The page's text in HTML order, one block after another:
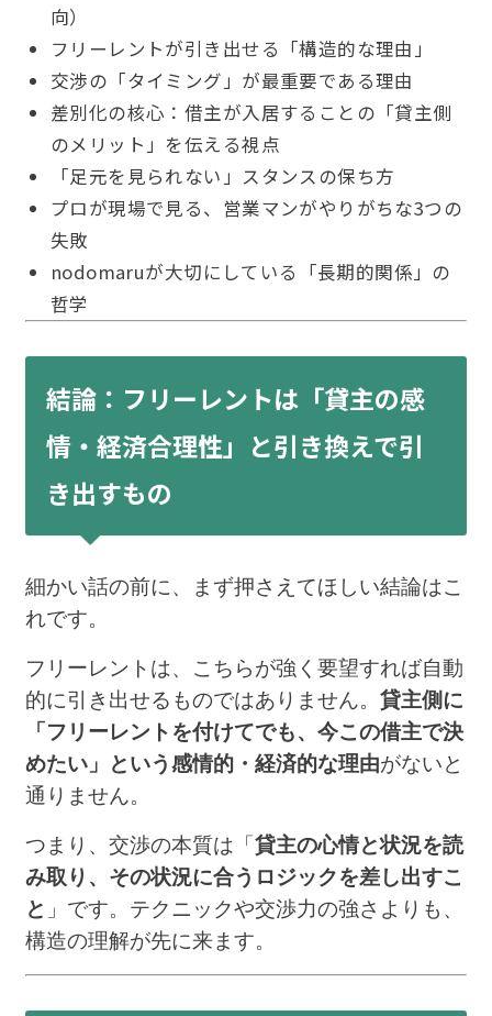
向）
フリーレントが引き出せる「構造的な理由」
交渉の「タイミング」が最重要である理由
差別化の核心：借主が入居することの「貸主側
のメリット」を伝える視点
「足元を見られない」スタンスの保ち方
プロが現場で見る、営業マンがやりがちな3つの
失敗
nodomaruが大切にしている「長期的関係」の
哲学
結論：フリーレントは「貸主の感
情・経済合理性」と引き換えで引
き出すもの
細かい話の前に、まず押さえてほしい結論はこ
れです。
フリーレントは、こちらが強く要望すれば自動
的に引き出せるものではありません。 貸主側に
「フリーレントを付けてでも、今この借主で決
めたい」という感情的・経済的な理由がないと
通りません。
つまり、交渉の本質は「貸主の心情と状況を読
み取り、その状況に合うロジックを差し出すこ
と 」です。テクニックや交渉力の強さよりも、
構造の理解が先に来ます。